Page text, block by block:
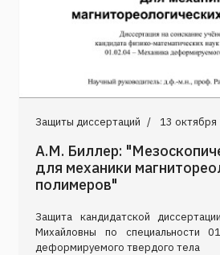
Защиты диссертаций 13 октября
А.М. Биллер:
для механики
полимеров"
Защита кандидатской
Михайловны по специальности
деформируемого твердого тела